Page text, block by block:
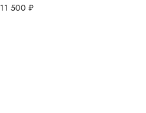
11 500 руб.